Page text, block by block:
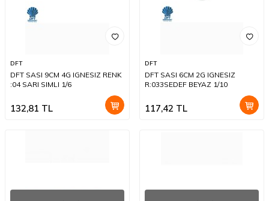
DFT
DFT SASI 9CM 4G IGNESIZ RENK
:04 SARI SIMLI 1/6
132,81 TL
DFT
DFT SASI 6CM 2G IGNESIZ
R:033SEDEF BEYAZ 1/10
117,42 TL